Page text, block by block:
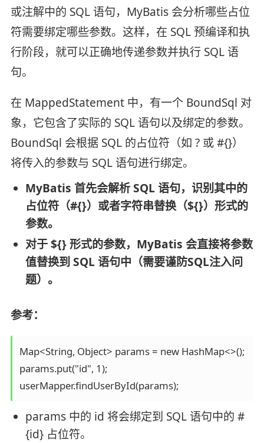
或注解中的 SQL 语句，MyBatis 会分析哪些占位
符需要绑定哪些参数。这样，在 SQL 预编译和执
行阶段，就可以正确地传递参数并执行 SQL 语
句。
在 MappedStatement 中，有一个 BoundSql 对
象，它包含了实际的 SQL 语句以及绑定的参数。
BoundSql 会根据 SQL 的占位符（如 ? 或 #{}）
将传入的参数与 SQL 语句进行绑定。
MyBatis 首先会解析 SQL 语句，识别其中的
占位符（#{}）或者字符串替换（${}）形式的
参数。
对于 ${} 形式的参数，MyBatis 会直接将参数
值替换到 SQL 语句中（需要谨防SQL注入问
题）。
参考：
Map<String, Object> params = new HashMap<>();
params.put("id", 1);
userMapper.findUserById(params);
params 中的 id 将会绑定到 SQL 语句中的 #
{id} 占位符。